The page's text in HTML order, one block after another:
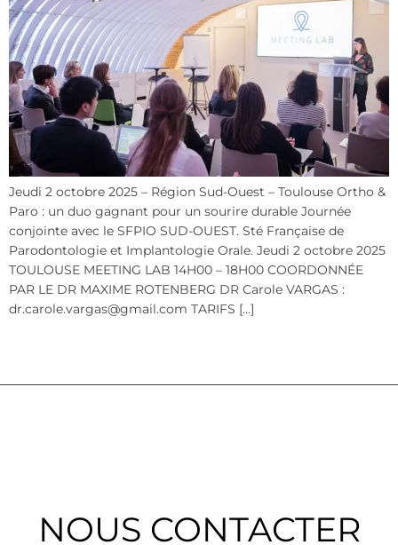
Jeudi 2 octobre 2025 – Région Sud-Ouest – Toulouse Ortho &
Paro : un duo gagnant pour un sourire durable Journée
conjointe avec le SFPIO SUD-OUEST. Sté Française de
Parodontologie et Implantologie Orale. Jeudi 2 octobre 2025
TOULOUSE MEETING LAB 14H00 – 18H00 COORDONNÉE
PAR LE DR MAXIME ROTENBERG DR Carole VARGAS :
dr.carole.vargas@gmail.com TARIFS […]
NOUS CONTACTER